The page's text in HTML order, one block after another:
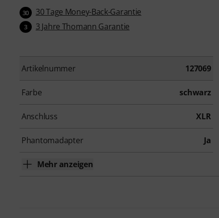
30 30 Tage Money-Back-Garantie
3 3 Jahre Thomann Garantie
Artikelnummer 127069
Farbe schwarz
Anschluss XLR
Phantomadapter Ja
Mehr anzeigen